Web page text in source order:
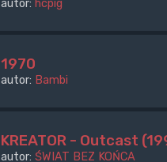
autor: hcpig
1970
autor: Bambi
KREATOR - Outcast
autor: ŚWIAT BEZ KOŃCA